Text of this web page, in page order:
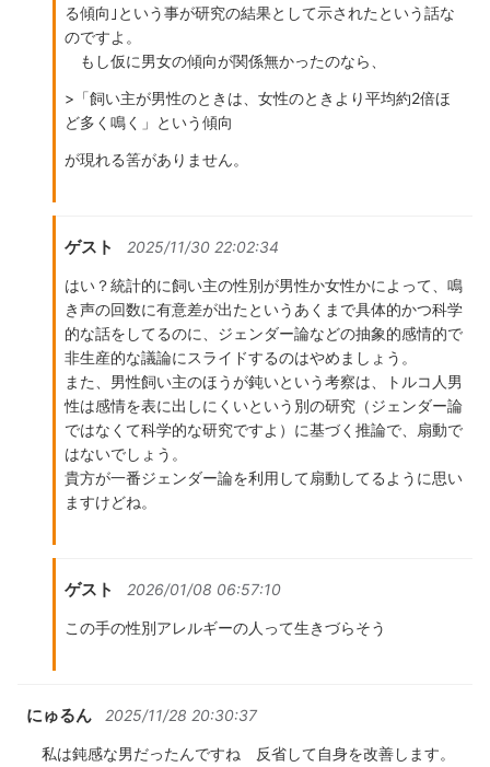
る傾向｣という事が研究の結果として示されたという話な
のですよ。
もし仮に男女の傾向が関係無かったのなら、
>「飼い主が男性のときは、女性のときより平均約2倍ほ
ど多く鳴く」という傾向
が現れる筈がありません。
ゲスト 2025/11/30 22:02:34
はい？統計的に飼い主の性別が男性か女性かによって、鳴
き声の回数に有意差が出たというあくまで具体的かつ科学
的な話をしてるのに、ジェンダー論などの抽象的感情的で
非生産的な議論にスライドするのはやめましょう。
また、男性飼い主のほうが鈍いという考察は、トルコ人男
性は感情を表に出しにくいという別の研究（ジェンダー論
ではなくて科学的な研究ですよ）に基づく推論で、扇動で
はないでしょう。
貴方が一番ジェンダー論を利用して扇動してるように思い
ますけどね。
ゲスト 2026/01/08 06:57:10
この手の性別アレルギーの人って生きづらそう
にゅるん 2025/11/28 20:30:37
私は鈍感な男だったんですね 反省して自身を改善します。